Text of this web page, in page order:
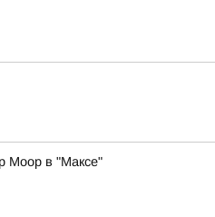
Моор в "Максе"